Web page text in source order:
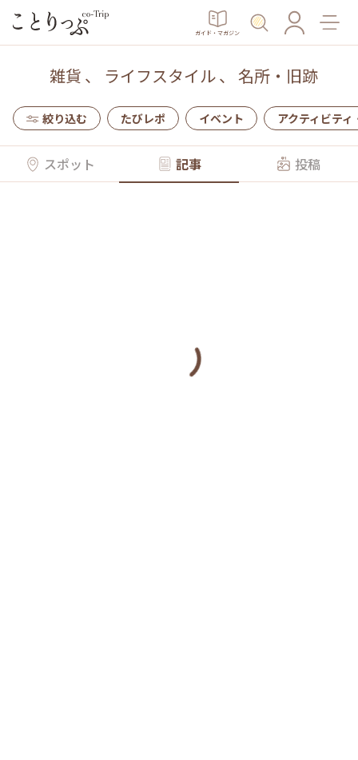
ガイド・マガジン
雑貨 、 ライフスタイル、 名所・旧跡
絞り込む たびレポ イベント アクティビティ
スポット 記事 投稿